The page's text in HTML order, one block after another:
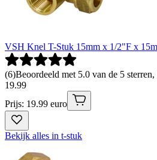
VSH Knel T-Stuk 15mm x 1/2"F x
(6)Beoordeeld met 5.0 van de 5
19.99
Prijs: 19.99 euro
Bekijk alles in t-stuk